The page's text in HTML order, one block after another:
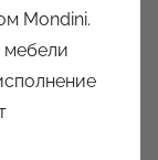
Mondini.